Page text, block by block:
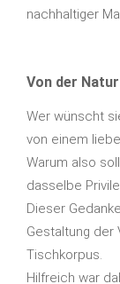
nachhaltiger
Von der
Wer wünscht
von einem
Warum also
dasselbe
Dieser
Gestaltung der
Tischkorpus.
Hilfreich war